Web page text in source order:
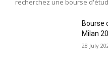
recherchez une bourse
Bourse
Milan
28 July